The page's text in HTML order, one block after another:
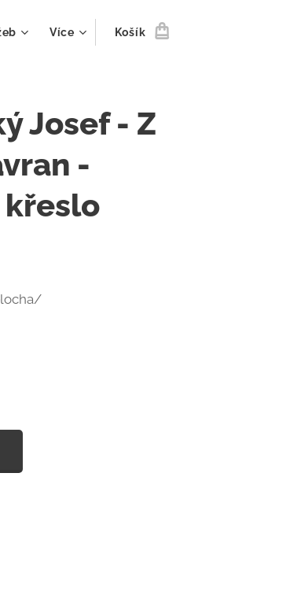
Více Košík
Josef - Z
-
křeslo